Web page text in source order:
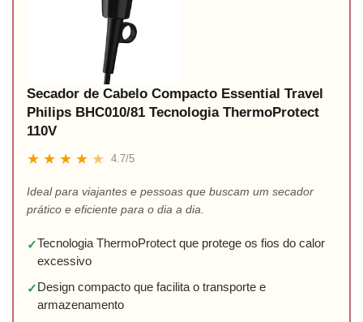
Secador de Cabelo Compacto Essential Travel
Philips BHC010/81 Tecnologia ThermoProtect
110V
★ ★ ★ ★ ★ 4.7/5
Ideal para viajantes e pessoas que buscam um secador
prático e eficiente para o dia a dia.
✓Tecnologia ThermoProtect que protege os fios do calor
excessivo
✓Design compacto que facilita o transporte e
armazenamento